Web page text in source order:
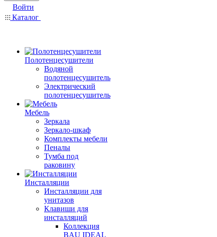
Войти
Каталог
Полотенцесушители
Водяной
полотенцесушитель
Электрический
полотенцесушитель
Мебель
Зеркала
Зеркало-шкаф
Комплекты мебели
Пеналы
Тумба под
раковину
Инсталляции
Инсталляции для
унитазов
Клавиши для
инсталляций
Коллекция
BAU IDEAL